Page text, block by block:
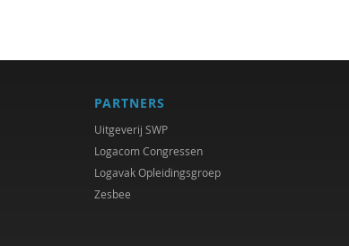
PARTNERS
Uitgeverij SWP
Logacom Congressen
Logavak Opleidingsgroep
Zesbee